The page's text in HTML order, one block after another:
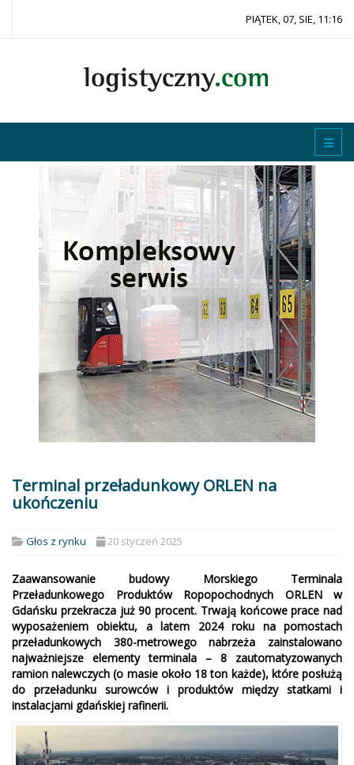
PIĄTEK, 07, SIE, 11:16
Terminal przeładunkowy ORLEN na
ukończeniu
Głos z rynku 20 styczeń 2025
Zaawansowanie budowy Morskiego Terminala
Przeładunkowego Produktów Ropopochodnych ORLEN w
Gdańsku przekracza już 90 procent. Trwają końcowe prace nad
wyposażeniem obiektu, a latem 2024 roku na pomostach
przeładunkowych 380-metrowego nabrzeża zainstalowano
najważniejsze elementy terminala – 8 zautomatyzowanych
ramion nalewczych (o masie około 18 ton każde), które posłużą
do przeładunku surowców i produktów między statkami i
instalacjami gdańskiej rafinerii.